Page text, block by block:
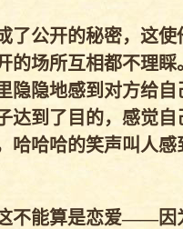
了公开的秘密，这
的场所互相都不理
隐隐地感到对方给
达到了目的，感觉
哈哈哈的笑声叫人
不能算是恋爱——因